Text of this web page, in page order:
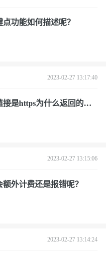
功能如何描述呢？
2023-02-27 13:17:40
是https为什么返回的却
2023-02-27 13:15:06
外计费还是报错呢？
2023-02-27 13:14:24